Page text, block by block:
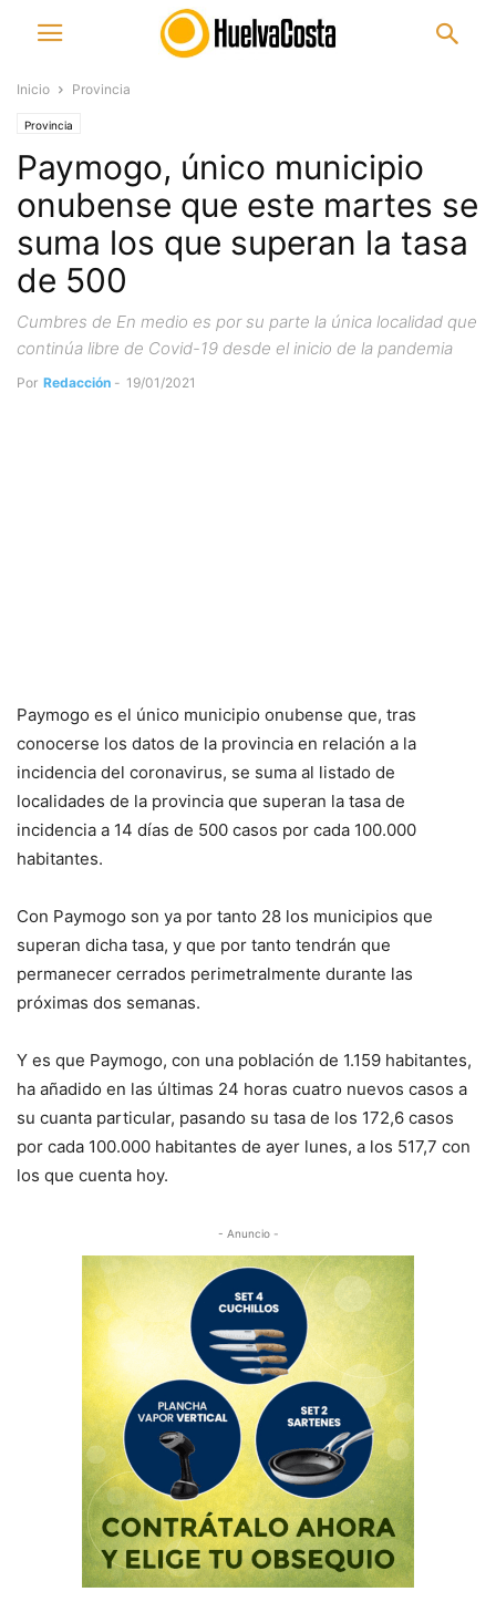
Inicio Provincia
Provincia
Paymogo, único municipio
onubense que este martes se
suma los que superan la tasa
de 500
Cumbres de En medio es por su parte la única localidad que
continúa libre de Covid-19 desde el inicio de la pandemia
Por Redacción - 19/01/2021
Paymogo es el único municipio onubense que, tras
conocerse los datos de la provincia en relación a la
incidencia del coronavirus, se suma al listado de
localidades de la provincia que superan la tasa de
incidencia a 14 días de 500 casos por cada 100.000
habitantes.
Con Paymogo son ya por tanto 28 los municipios que
superan dicha tasa, y que por tanto tendrán que
permanecer cerrados perimetralmente durante las
próximas dos semanas.
Y es que Paymogo, con una población de 1.159 habitantes,
ha añadido en las últimas 24 horas cuatro nuevos casos a
su cuanta particular, pasando su tasa de los 172,6 casos
por cada 100.000 habitantes de ayer lunes, a los 517,7 con
los que cuenta hoy.
- Anuncio -